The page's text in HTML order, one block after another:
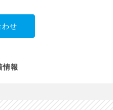
わせ
情報